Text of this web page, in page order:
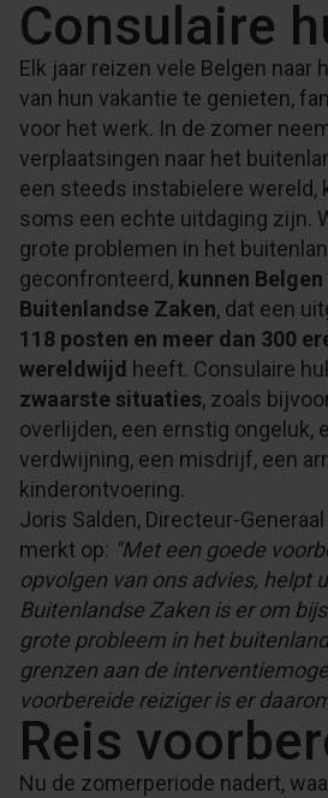
Consulaire
Elk jaar reizen vele Belgen naar
van hun vakantie te genieten,
voor het werk. In de zomer
verplaatsingen naar het
een steeds instabielere wereld,
soms een echte uitdaging zijn.
grote problemen in het
geconfronteerd, kunnen
Buitenlandse Zaken, dat een
118 posten en meer dan 300
wereldwijd heeft. Consulaire
zwaarste situaties, zoals
overlijden, een ernstig ongeluk,
verdwijning, een misdrijf, een
kinderontvoering.
Joris Salden, Directeur-
merkt op: "Met een goede
opvolgen van ons advies, helpt
Buitenlandse Zaken is er om
grote probleem in het
grenzen aan de
voorbereide reiziger is er
Reis
Nu de zomerperiode nadert,